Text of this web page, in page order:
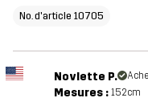
No. d'article 10705
Novlette P.
Mesures : 152cm